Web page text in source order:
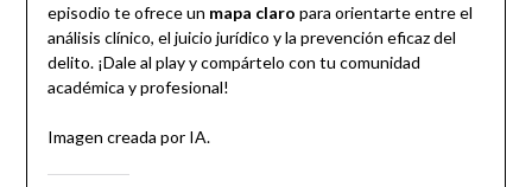
episodio te ofrece un mapa claro para orientarte entre el
análisis clínico, el juicio jurídico y la prevención eficaz del
delito. ¡Dale al play y compártelo con tu comunidad
académica y profesional!
Imagen creada por IA.